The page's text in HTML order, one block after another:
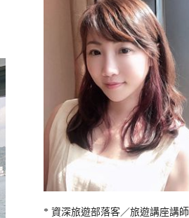
* 資深旅遊部落客／旅遊講座講師